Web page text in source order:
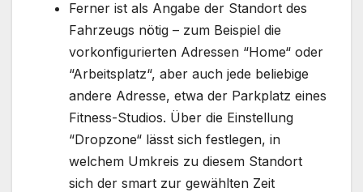
Ferner ist als Angabe der Standort des
Fahrzeugs nötig – zum Beispiel die
vorkonfigurierten Adressen “Home“ oder
“Arbeitsplatz“, aber auch jede beliebige
andere Adresse, etwa der Parkplatz eines
Fitness-Studios. Über die Einstellung
“Dropzone“ lässt sich festlegen, in
welchem Umkreis zu diesem Standort
sich der smart zur gewählten Zeit